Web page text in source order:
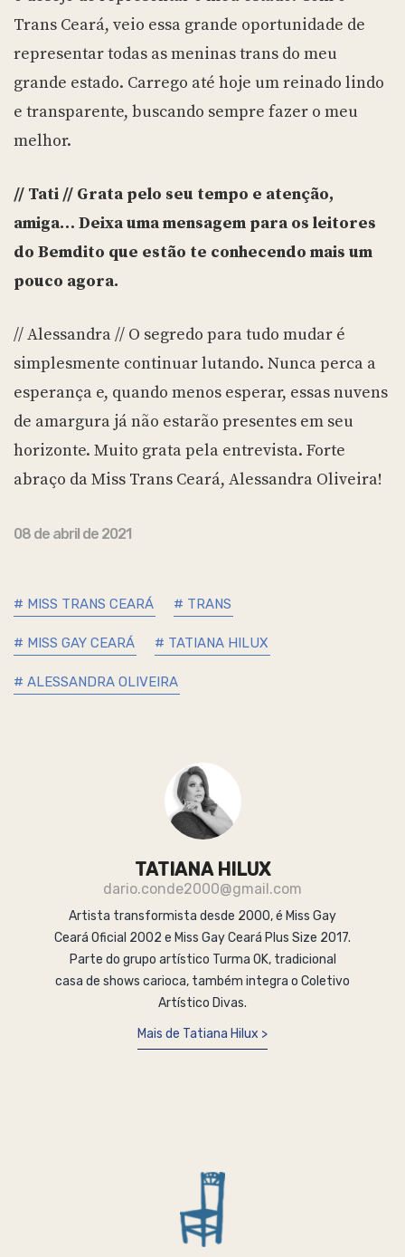
Trans Ceará, veio essa grande oportunidade de
representar todas as meninas trans do meu
grande estado. Carrego até hoje um reinado lindo
e transparente, buscando sempre fazer o meu
melhor.
// Tati // Grata pelo seu tempo e atenção,
amiga… Deixa uma mensagem para os leitores
do Bemdito que estão te conhecendo mais um
pouco agora.
// Alessandra // O segredo para tudo mudar é
simplesmente continuar lutando. Nunca perca a
esperança e, quando menos esperar, essas nuvens
de amargura já não estarão presentes em seu
horizonte. Muito grata pela entrevista. Forte
abraço da Miss Trans Ceará, Alessandra Oliveira!
08 de abril de 2021
# MISS TRANS CEARÁ # TRANS
# MISS GAY CEARÁ # TATIANA HILUX
# ALESSANDRA OLIVEIRA
TATIANA HILUX
dario.conde2000@gmail.com
Artista transformista desde 2000, é Miss Gay
Ceará Oficial 2002 e Miss Gay Ceará Plus Size 2017.
Parte do grupo artístico Turma OK, tradicional
casa de shows carioca, também integra o Coletivo
Artístico Divas.
Mais de Tatiana Hilux